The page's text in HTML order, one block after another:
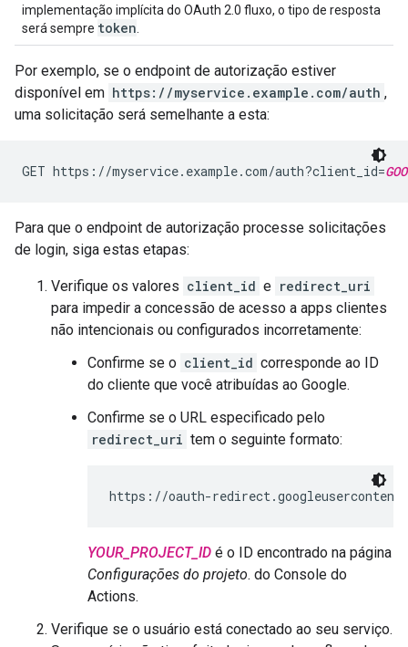
implementação implícita do OAuth 2.0 fluxo, o tipo de resposta
será sempre token
Por exemplo, se o endpoint de autorização estiver
disponível em https://myservice.example.com/auth ,
uma solicitação será semelhante a esta:
GET https://myservice.example.com/auth?client_id=
Para que o endpoint de autorização processe solicitações
de login, siga estas etapas:
Verifique os valores client_id e redirect_uri
para impedir a concessão de acesso a apps clientes
não intencionais ou configurados incorretamente:
Confirme se o client_id corresponde ao ID
do cliente que você atribuídas ao Google.
Confirme se o URL especificado pelo
redirect_uri tem o seguinte formato:
https://oauth-
YOUR_PROJECT_ID é o ID encontrado na página
Configurações do projeto. do Console do
Actions.
Verifique se o usuário está conectado ao seu serviço.